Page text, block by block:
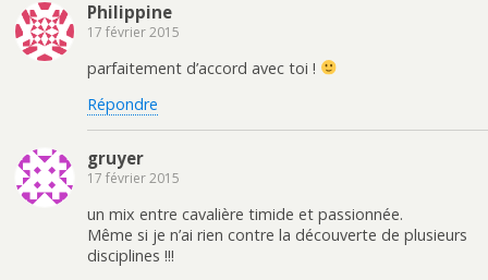
Philippine
17 février 2015
parfaitement d’accord avec toi !
Répondre
gruyer
17 février 2015
un mix entre cavalière timide et passionnée.
Même si je n’ai rien contre la découverte de plusieurs
disciplines !!!